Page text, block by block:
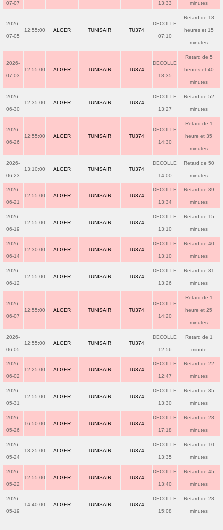
07-07 13:33 minutes
2026-
07-05
12:55:00 ALGER TUNISAIR TU374
DECOLLE
07:10
Retard de 18
heures et 15
minutes
2026-
07-03
12:55:00 ALGER TUNISAIR TU374
DECOLLE
18:35
Retard de 5
heures et 40
minutes
2026-
06-30
12:35:00 ALGER TUNISAIR TU374
DECOLLE
13:27
Retard de 52
minutes
2026-
06-26
12:55:00 ALGER TUNISAIR TU374
DECOLLE
14:30
Retard de 1
heure et 35
minutes
2026-
06-23
13:10:00 ALGER TUNISAIR TU374
DECOLLE
14:00
Retard de 50
minutes
2026-
06-21
12:55:00 ALGER TUNISAIR TU374
DECOLLE
13:34
Retard de 39
minutes
2026-
06-19
12:55:00 ALGER TUNISAIR TU374
DECOLLE
13:10
Retard de 15
minutes
2026-
06-14
12:30:00 ALGER TUNISAIR TU374
DECOLLE
13:10
Retard de 40
minutes
2026-
06-12
12:55:00 ALGER TUNISAIR TU374
DECOLLE
13:26
Retard de 31
minutes
2026-
06-07
12:55:00 ALGER TUNISAIR TU374
DECOLLE
14:20
Retard de 1
heure et 25
minutes
2026-
06-05
12:55:00 ALGER TUNISAIR TU374
DECOLLE
12:56
Retard de 1
minute
2026-
06-02
12:25:00 ALGER TUNISAIR TU374
DECOLLE
12:47
Retard de 22
minutes
2026-
05-31
12:55:00 ALGER TUNISAIR TU374
DECOLLE
13:30
Retard de 35
minutes
2026-
05-26
16:50:00 ALGER TUNISAIR TU374
DECOLLE
17:18
Retard de 28
minutes
2026-
05-24
13:25:00 ALGER TUNISAIR TU374
DECOLLE
13:35
Retard de 10
minutes
2026-
05-22
12:55:00 ALGER TUNISAIR TU374
DECOLLE
13:40
Retard de 45
minutes
2026-
05-19
14:40:00 ALGER TUNISAIR TU374
DECOLLE
15:08
Retard de 28
minutes